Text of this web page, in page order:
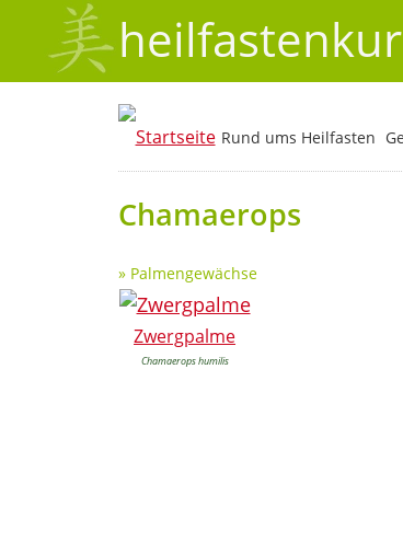
Rund ums Heilfasten
Chamaerops
» Palmengewächse
Zwergpalme
Chamaerops humilis